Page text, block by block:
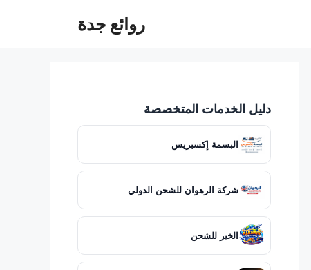
روائع جدة
دليل الخدمات المتخصصة
البسمة إكسبريس
شركة الرهوان للشحن الدولي
الخير للشحن